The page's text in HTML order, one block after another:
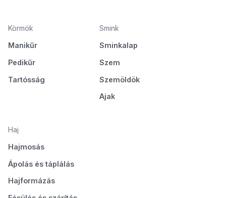
Körmök
Manikűr
Pedikűr
Tartósság
Smink
Sminkalap
Szem
Szemöldök
Ajak
Haj
Hajmosás
Ápolás és táplálás
Hajformázás